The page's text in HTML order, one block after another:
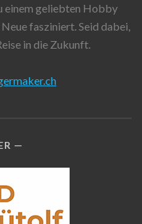
einem geliebten Hobby
fasziniert. Seid dabei,
in die Zukunft.